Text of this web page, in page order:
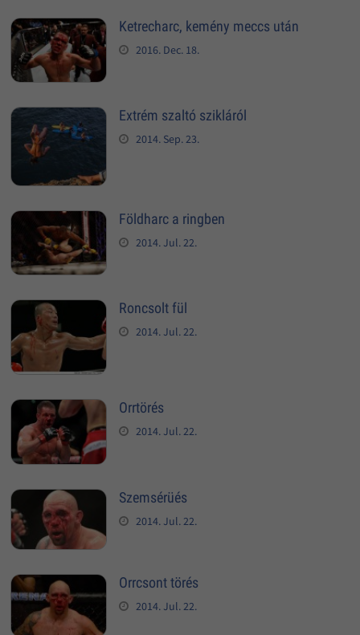
Ketrecharc, kemény meccs után
2016. Dec. 18.
Extrém szaltó szikláról
2014. Sep. 23.
Földharc a ringben
2014. Jul. 22.
Roncsolt fül
2014. Jul. 22.
Orrtörés
2014. Jul. 22.
Szemsérüés
2014. Jul. 22.
Orrcsont törés
2014. Jul. 22.